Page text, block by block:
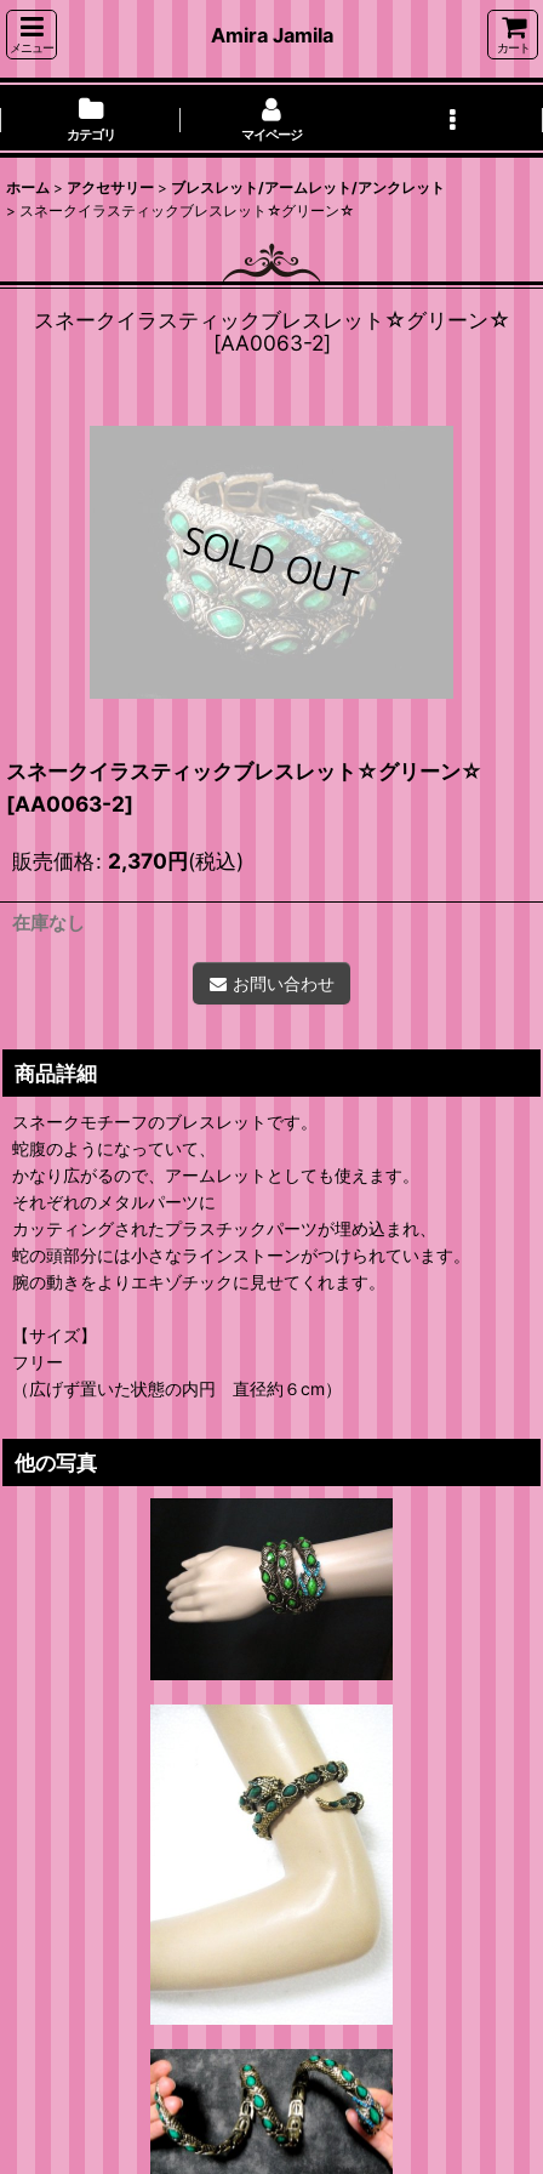
メニュー
Amira Jamila
カート
カテゴリ マイページ
ホーム > アクセサリー > ブレスレット/アームレット/アンクレット
> スネークイラスティックブレスレット☆グリーン☆
スネークイラスティックブレスレット☆グリーン☆
[AA0063-2]
スネークイラスティックブレスレット☆グリーン☆
[AA0063-2]
販売価格: 2,370円(税込)
在庫なし
お問い合わせ
商品詳細
スネークモチーフのブレスレットです。
蛇腹のようになっていて、
かなり広がるので、アームレットとしても使えます。
それぞれのメタルパーツに
カッティングされたプラスチックパーツが埋め込まれ、
蛇の頭部分には小さなラインストーンがつけられています。
腕の動きをよりエキゾチックに見せてくれます。
【サイズ】
フリー
（広げず置いた状態の内円 直径約６cm）
他の写真